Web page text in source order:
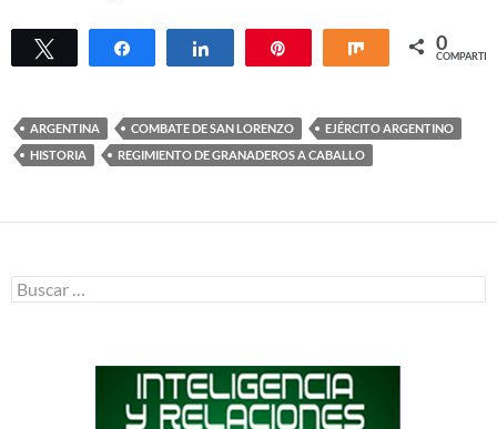
Twittear Compartir Compartir Compartir
0
COMPARTIR
ARGENTINA COMBATE DE SAN LORENZO
EJÉRCITO ARGENTINO
HISTORIA
REGIMIENTO DE GRANADEROS A CABALLO
Buscar: